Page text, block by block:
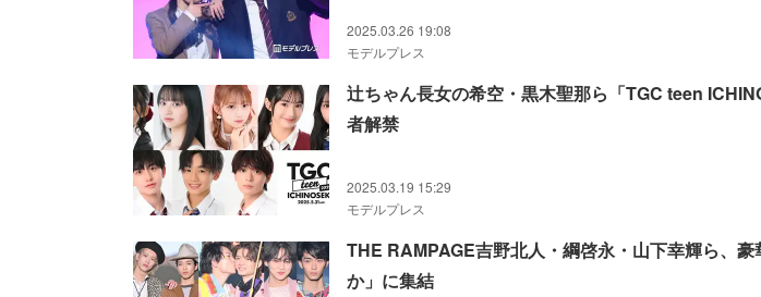
2025.03.26 19:08
モデルプレス
辻ちゃん長女の希空・黒木聖那ら「TGC teen
者解禁
2025.03.19 15:29
モデルプレス
THE RAMPAGE吉野北人・綱啓永・山下幸輝ら、
か」に集結